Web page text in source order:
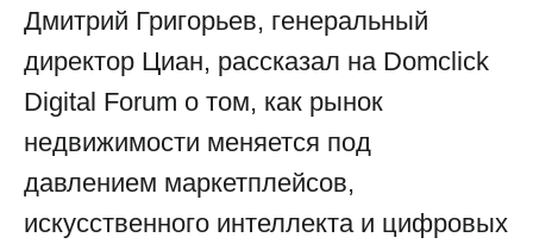
Дмитрий Григорьев, генеральный
директор Циан, рассказал на Domclick
Digital Forum о том, как рынок
недвижимости меняется под
давлением маркетплейсов,
искусственного интеллекта и цифровых